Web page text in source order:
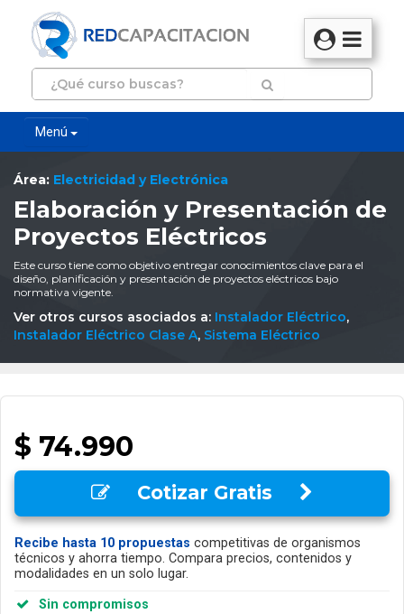
Menú
Área: Electricidad y Electrónica
Elaboración y Presentación de
Proyectos Eléctricos
Este curso tiene como objetivo entregar conocimientos clave para el
diseño, planificación y presentación de proyectos eléctricos bajo
normativa vigente.
Ver otros cursos asociados a: Instalador Eléctrico,
Instalador Eléctrico Clase A, Sistema Eléctrico
$ 74.990
Cotizar Gratis
Recibe hasta 10 propuestas competitivas de organismos
técnicos y ahorra tiempo. Compara precios, contenidos y
modalidades en un solo lugar.
Sin compromisos